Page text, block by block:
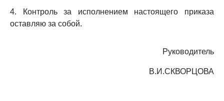
4. Контроль за исполнением настоящего приказа
оставляю за собой.
Руководитель
В.И.СКВОРЦОВА